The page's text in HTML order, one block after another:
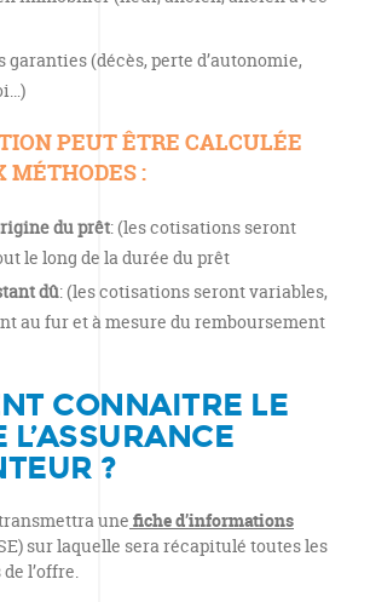
garanties (décès, perte d’autonomie,
PEUT ÊTRE CALCULÉE
MÉTHODES :
du prêt: (les cotisations seront
le long de la durée du prêt
dû: (les cotisations seront variables,
au fur et à mesure du remboursement
CONNAITRE LE
L’ASSURANCE
?
une fiche d’informations
sur laquelle sera récapitulé toutes les
l’offre.